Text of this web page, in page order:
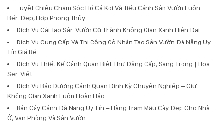
Tuyệt Chiêu Chăm Sóc Hồ Cá Koi Và Tiểu Cảnh Sân Vườn Luôn
Bền Đẹp, Hợp Phong Thủy
Dịch Vụ Cải Tạo Sân Vườn Cũ Thành Không Gian Xanh Hiện Đại
Dịch Vụ Cung Cấp Và Thi Công Cỏ Nhân Tạo Sân Vườn Đà Nẵng Uy
Tín Giá Rẻ
Dịch Vụ Thiết Kế Cảnh Quan Biệt Thự Đẳng Cấp, Sang Trọng | Hoa
Sen Việt
Dịch Vụ Bảo Dưỡng Cảnh Quan Định Kỳ Chuyên Nghiệp – Giữ
Không Gian Xanh Luôn Hoàn Hảo
Bán Cây Cảnh Đà Nẵng Uy Tín – Hàng Trăm Mẫu Cây Đẹp Cho Nhà
Ở, Văn Phòng Và Sân Vườn